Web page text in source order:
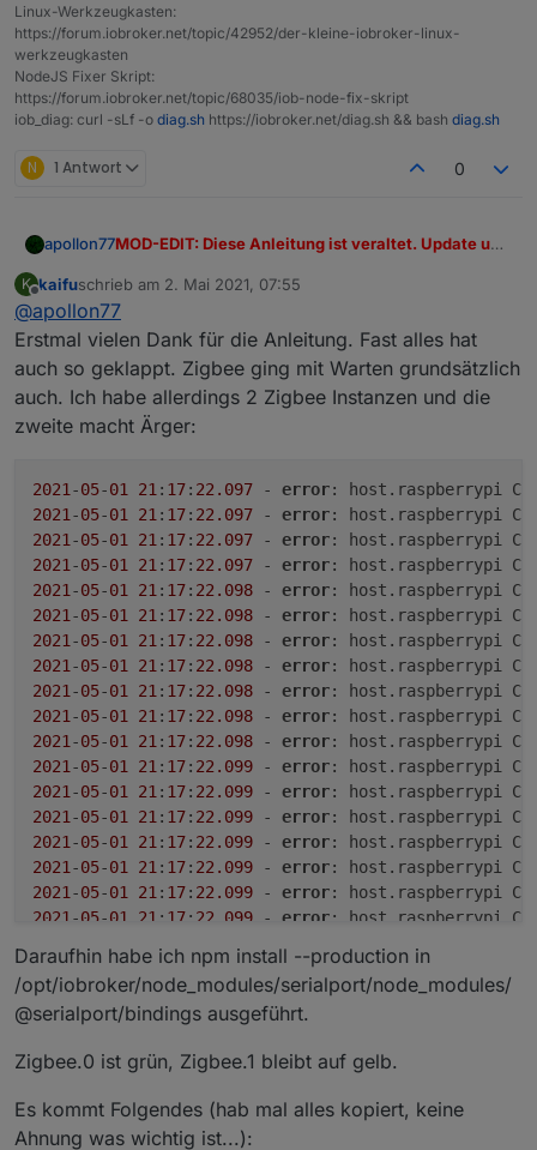
Description:    Raspbian GNU/Linux 10 (buster)
Release:        10
Codename:       buster
hier verwendet:
(aber mit Desktop)
ich dachte auf der offiziellen Seite würde ich das
aktuellste erhalten...
ich würde meinen Raspberry auch wohl neu aufsetzen,
habe mit wenig Ahnung tatsächlich viel rumgespielt.
Welches OS soll ich denn dann verwenden?
gruß
Nidd
Linux-Werkzeugkasten:
https://forum.iobroker.net/topic/42952/der-kleine-iobroker-linux-
werkzeugkasten
NodeJS Fixer Skript:
https://forum.iobroker.net/topic/68035/iob-node-fix-skript
iob_diag: curl -sLf -o diag.sh https://iobroker.net/diag.sh && bash diag.sh
N 1 Antwort 0
apollon77MOD-EDIT: Diese Anleitung ist veraltet. Update und
Befehliob nodejs-update
Hi,
in diesem Artikel möchte ich einen Überblick geben,
wie inzwischen (meint anno 2021 mit einem js-
controller 3.x bzw 4.x) Node.js Updates bei ioBroker
ausgeführt werden sollten bzw können.
Was ist Node.js und warum muss man es updaten?
Node.js ist die Laufzeitumgebung der
Programmiersprache JavaScript, in der ioBroker
nicht. Node.js hast Du initial selbst installiert oder der
ioBroker-Installer hat dies für dich getan.
entwickelt sich Node.js schnell weiter. Kleinere
Updates, die die Stabilität und Sicherheit steigern
oder gar neue Funktionen hinzufügen, erscheinen
regelmäßig.
Node.js-Versionen mit gerader
Hauptversionsnummer werden als LTS-Versionen
( L ong TermSupport) bezeichnet und einige Jahre
gepflegt (z.B. 12.x). Jedes Jahr kommt eine neue
Version ins LTS - in diesem Jahr (2021) ist das
Node.js 16, welche im April veröffentlicht wurde und
ab Oktober 2021 eine LTS Version wird.
Im gleichem Zug erreichen frühere LTS-Versionen
ihr Lebensende (EOL, Endo f
ife). So hat Node.js 8
im April 2020 den EOL-Status erhalten und bekommt
damit keine Updates mehr, Nodejs 10.x wird Ende
April 2021 Ihr Lebensende erreichen. Es wird also
keine Sicherheits-Updates mehr geben! Node.js 12.x
wird im April 2022 eol geben.
Alle Node.js-Versionen mit ungeraden
Versionsnummern sind Entwicklungsversionen und
sollten nicht produktiv genutzt werden.
ioBroker nutzt viele Module und Erweiterungen aus
der JavaScript Open-Source Szene, und dort kommt
es regelmäßig vor, dass Versionen die EOL gehen
zeitnah danach auch nicht weiter unterstützt
werden. Das hat im ersten Schritt keine echte
Auswirkung, aber mittelfristig wird es also Adapter,
und später auch den js-controller geben, der EOL
Versionen von Node.js nicht mehr unterstützt.
Node.js 10 wird mit dem js-controller 3.x voll
unterstützt. Ab dem js-controller 4.0 (Februar
2022) ist Node.js 10.x nicht mehr untertsützt.
Auf welche Node.js Version updaten?
Aktuell empfiehlt ioBroker die Nutzung von Node.js
16.x.
Folgende Adapter haben momentan Probleme mit
Node.js 14:
jeelink
Folgende Adapter haben momentan Probleme mit
Node.js 16:
*Node.js 16.x wird auch vom js-controller 3.3
grundsätzlich unterstützt, aber nur mit npm 6! npm 7
bzw 8 sind mit dem js-controller 4.0 nutzbar.
Update vorbereiten
Bevor man beginnt, sollte man in der Befehlszeile
K
Offline
kaifuschrieb am 2. Mai 2021, 07:55
zuletzt editiert von
@apollon77
Erstmal vielen Dank für die Anleitung. Fast alles hat
auch so geklappt. Zigbee ging mit Warten grundsätzlich
auch. Ich habe allerdings 2 Zigbee Instanzen und die
zweite macht Ärger:
2021-05-01 21: 17: 22.097 - error: host.raspberrypi
2021-05-01 21: 17: 22.097 - error: host.raspberrypi
2021-05-01 21: 17: 22.097 - error: host.raspberrypi
2021-05-01 21: 17: 22.097 - error: host.raspberrypi
2021-05-01 21: 17: 22.098 - error: host.raspberrypi
2021-05-01 21: 17: 22.098 - error: host.raspberrypi
2021-05-01 21: 17: 22.098 - error: host.raspberrypi
2021-05-01 21: 17: 22.098 - error: host.raspberrypi
2021-05-01 21: 17: 22.098 - error: host.raspberrypi
2021-05-01 21: 17: 22.098 - error: host.raspberrypi
2021-05-01 21: 17: 22.098 - error: host.raspberrypi
2021-05-01 21: 17: 22.099 - error: host.raspberrypi
2021-05-01 21: 17: 22.099 - error: host.raspberrypi
2021-05-01 21: 17: 22.099 - error: host.raspberrypi
2021-05-01 21: 17: 22.099 - error: host.raspberrypi
2021-05-01 21: 17: 22.099 - error: host.raspberrypi
2021-05-01 21: 17: 22.099 - error: host.raspberrypi
2021 -05-01 21 : 17: 22.099 - error: host.raspberrypi
Daraufhin habe ich npm install --production in
/opt/iobroker/node_modules/serialport/node_modules/
@serialport/bindings ausgeführt.
Zigbee.0 ist grün, Zigbee.1 bleibt auf gelb.
Es kommt Folgendes (hab mal alles kopiert, keine
Ahnung was wichtig ist...):